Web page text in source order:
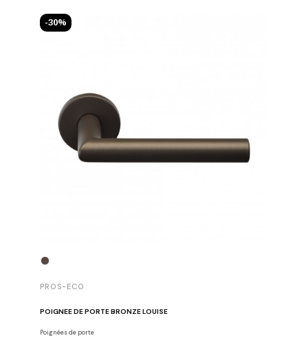
PROS-ECO
POIGNÉE DE PORTE BRONZE LOUISE
Poignées de porte
-30%